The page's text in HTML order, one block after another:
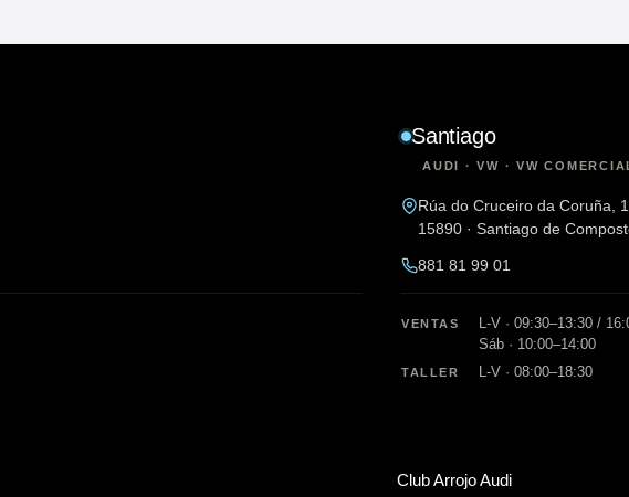
Santiago
AUDI · VW · VW
Rúa do Cruceiro da Coruña,
15890 · Santiago de
881 81 99 01
VENTAS
L-V · 09:30–13:30 /
Sáb · 10:00–14:00
TALLER L-V · 08:00–18:30
Club Arrojo Audi